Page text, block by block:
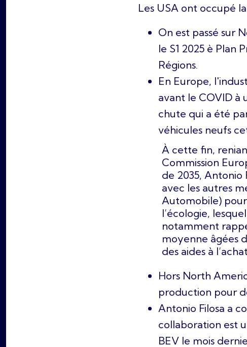
Les USA ont occupé
On est passé sur
le S1 2025 è Plan
Régions.
En Europe,
avant le COVID à
chute qui a été
véhicules neufs
À cette fin,
Commission
de 2035, Antonio
avec les autres
Automobile) pour
l’écologie,
notamment
moyenne âgées
des aides à
Hors North
production pour
Antonio Filosa a
collaboration est
BEV le mois